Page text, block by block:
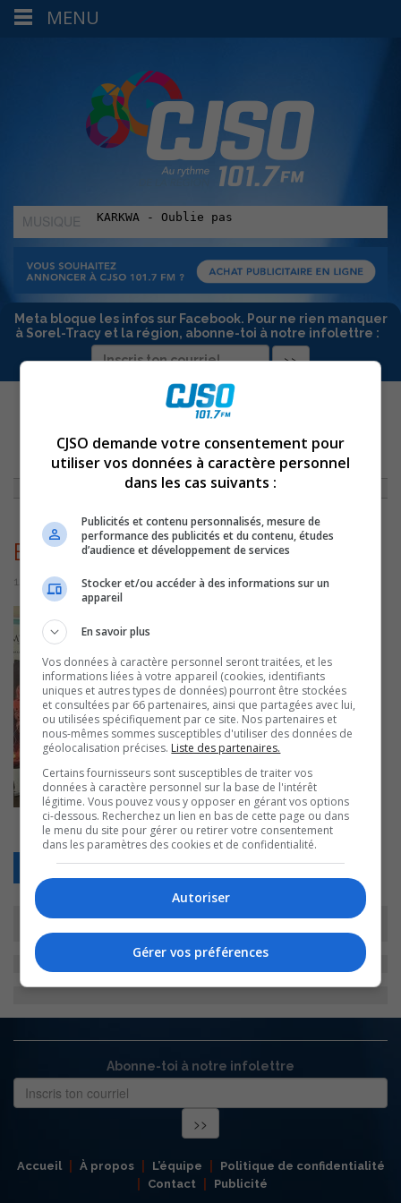
MUSIQUE
:
Meta bloque les infos sur Facebook. Pour ne rien manquer
à Sorel-Tracy et la région, abonne-toi à notre infolettre :
ACCUEIL»ACTUALITÉS»UNE ENTENTE CONCLUE ENTRE SOREL-TRACY
ET LA MRC EN MATIÈRE DE SÉCURITÉ INCENDIE ET SÉCURITÉ CIVILE
ENTENTESECURITEINCENDIECIVILE
EntenteSecuriteIncendieCivile
12 mai 2026 | Par Sylvain Rochon
Retour
Abonne-toi à notre infolettre
Accueil À propos L’équipe
Politique de confidentialité
Contact
Publicité
MENU
CJSO demande votre consentement pour
utiliser vos données à caractère personnel
dans les cas suivants :
Publicités et contenu personnalisés, mesure de
performance des publicités et du contenu, études
d’audience et développement de services
Stocker et/ou accéder à des informations sur un
appareil
En savoir plus
Vos données à caractère personnel seront traitées, et les
informations liées à votre appareil (cookies, identifiants
uniques et autres types de données) pourront être stockées
et consultées par 66 partenaires, ainsi que partagées avec lui,
ou utilisées spécifiquement par ce site. Nos partenaires et
nous-mêmes sommes susceptibles d'utiliser des données de
géolocalisation précises. Liste des partenaires.
Certains fournisseurs sont susceptibles de traiter vos
données à caractère personnel sur la base de l'intérêt
légitime. Vous pouvez vous y opposer en gérant vos options
ci-dessous. Recherchez un lien en bas de cette page ou dans
le menu du site pour gérer ou retirer votre consentement
dans les paramètres des cookies et de confidentialité.
Autoriser
Gérer vos préférences